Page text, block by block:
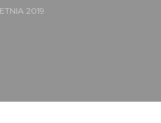
2019